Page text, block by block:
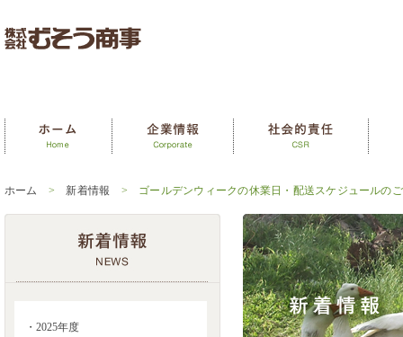
ホーム > 新着情報 > ゴールデンウィークの休業日・配送スケジュールの
・2025年度